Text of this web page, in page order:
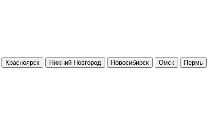
Красноярск Нижний Новгород Новосибирск Омск
Пермь